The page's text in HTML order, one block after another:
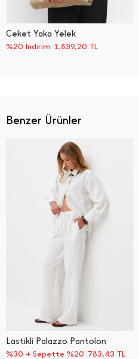
Benzer Ürünler
Lastikli Palazzo Pantolon
%30 + Sepette %20 783,43 TL
Ceket Yaka Yelek
%20 İndirim 1.839,20 TL